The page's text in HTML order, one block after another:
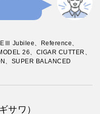
Jubilee、Reference、
26、CIGAR CUTTER、
、SUPER BALANCED
サワ）